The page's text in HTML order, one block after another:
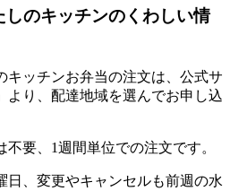
のキッチンのくわしい情
キッチンお弁当の注文は、公式サ
より、配達地域を選んでお申し込
要、1週間単位での注文です。
日、変更やキャンセルも前週の水